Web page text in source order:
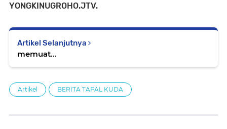
YONGKINUGROHO.JTV.
Artikel Selanjutnya
memuat...
Artikel BERITA TAPAL KUDA